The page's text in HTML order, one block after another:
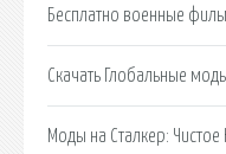
Бесплатно военные
Скачать Глобальные
Моды на Сталкер: Чистое